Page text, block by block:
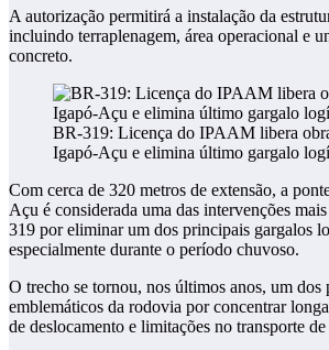
A autorização permitirá a instalação da
incluindo terraplenagem, área operacional e
concreto.
BR-319: Licença do IPAAM libera
Igapó-Açu e elimina último gargalo
Com cerca de 320 metros de extensão, a
Açu é considerada uma das intervenções
319 por eliminar um dos principais gargalos
especialmente durante o período chuvoso.
O trecho se tornou, nos últimos anos, um dos
emblemáticos da rodovia por concentrar
de deslocamento e limitações no transporte de